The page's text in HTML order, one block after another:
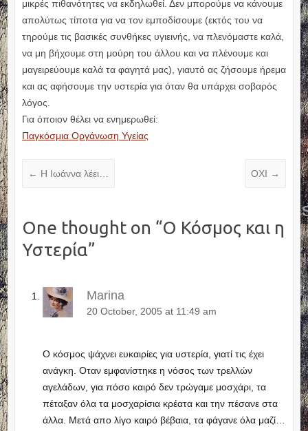
μικρές πιθανότητες να εκδηλωθεί. Δεν μπορούμε να κάνουμε
απολύτως τίποτα για να τον εμποδίσουμε (εκτός του να
τηρούμε τις βασικές συνθήκες υγιεινής, να πλενόμαστε καλά,
να μη βήχουμε στη μούρη του άλλου και να πλένουμε και
μαγειρεύουμε καλά τα φαγητά μας), γιαυτό ας ζήσουμε ήρεμα
και ας αφήσουμε την υστερία για όταν θα υπάρχει σοβαρός
λόγος.
Για όποιον θέλει να ενημερωθεί:
Παγκόσμια Οργάνωση Υγείας
← Η Ιωάννα λέει… ΟΧΙ →
One thought on “Ο Κόσμος και η
Υστερία”
Marina
20 October, 2005 at 11:49 am
Ο κόσμος ψάχνει ευκαιρίες για υστερία, γιατί τις έχει
ανάγκη. Οταν εμφανίστηκε η νόσος των τρελλών
αγελάδων, για πόσο καιρό δεν τρώγαμε μοσχάρι, τα
πέταξαν όλα τα μοσχαρίσια κρέατα και την πέσανε στα
άλλα. Μετά απο λίγο καιρό βέβαια, τα φάγανε όλα μαζί…